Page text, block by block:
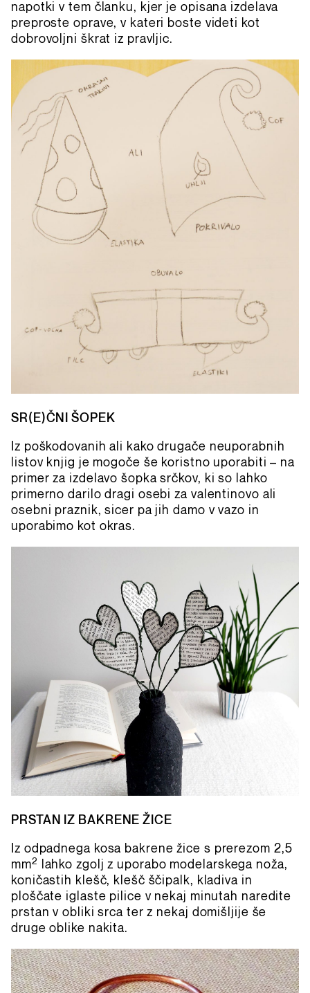
napotki v tem članku, kjer je opisana izdelava
preproste oprave, v kateri boste videti kot
dobrovoljni škrat iz pravljic.
SR(E)ČNI ŠOPEK
Iz poškodovanih ali kako drugače neuporabnih
listov knjig je mogoče še koristno uporabiti – na
primer za izdelavo šopka srčkov, ki so lahko
primerno darilo dragi osebi za valentinovo ali
osebni praznik, sicer pa jih damo v vazo in
uporabimo kot okras.
PRSTAN IZ BAKRENE ŽICE
Iz odpadnega kosa bakrene žice s prerezom 2,5
mm2
lahko zgolj z uporabo modelarskega noža,
koničastih klešč, klešč ščipalk, kladiva in
ploščate iglaste pilice v nekaj minutah naredite
prstan v obliki srca ter z nekaj domišljije še
druge oblike nakita.